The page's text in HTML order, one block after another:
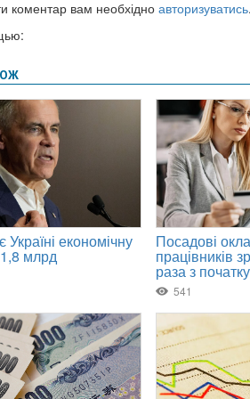
коментар вам необхідно авторизуватись